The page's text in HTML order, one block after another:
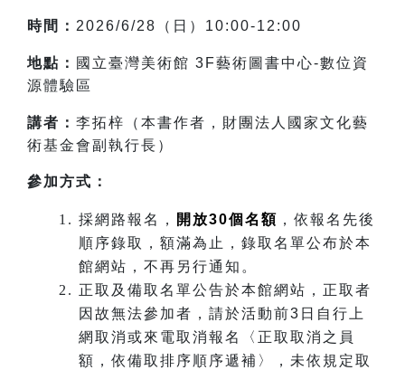
時間： 2026/6/28 （日）10:00-12:00
地點： 國立臺灣美術館 3F藝術圖書中心-數位資
源體驗區
講者： 李拓梓（本書作者，財團法人國家文化藝
術基金會副執行長）
參加方式：
採網路報名， 開放30個名額 ，依報名先後
順序錄取，額滿為止，錄取名單公布於本
館網站，不再另行通知。
正取及備取名單公告於本館網站，正取者
因故無法參加者，請於活動前3日自行上
網取消或來電取消報名〈正取取消之員
額，依備取排序順序遞補〉，未依規定取